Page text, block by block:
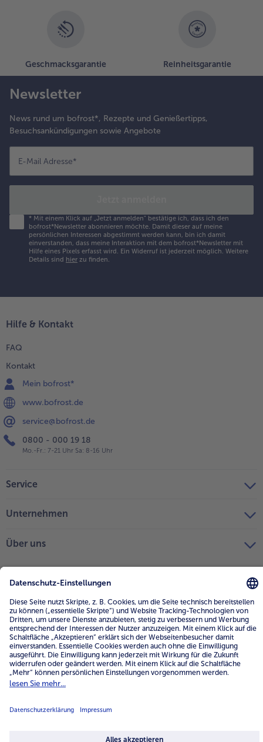
Geschmacksgarantie Reinheitsgarantie
Newsletter
News rund um bofrost*, Rezepte und Genießertipps,
Besuchsankündigungen sowie Angebote
E-Mail Adresse*
* Mit einem Klick auf „Jetzt anmelden" bestätige ich, dass ich den
bofrost*Newsletter abonnieren möchte. Damit dieser auf meine
persönlichen Interessen abgestimmt werden kann, bin ich damit
einverstanden, dass meine Interaktion mit dem bofrost*Newsletter mit
Hilfe eines Pixels erfasst wird. Ein Widerruf ist jederzeit möglich. Weitere
Details sind hier zu finden.
Hilfe & Kontakt
FAQ
Kontakt
Mein bofrost*
www.bofrost.de
service@bofrost.de
0800 - 000 19 18
Mo.-Fr.: 7-21 Uhr Sa: 8-16 Uhr
Service
Unternehmen
Über uns